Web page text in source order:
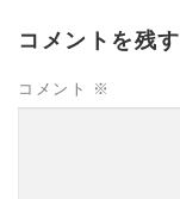
コメントを残す
コメント ※